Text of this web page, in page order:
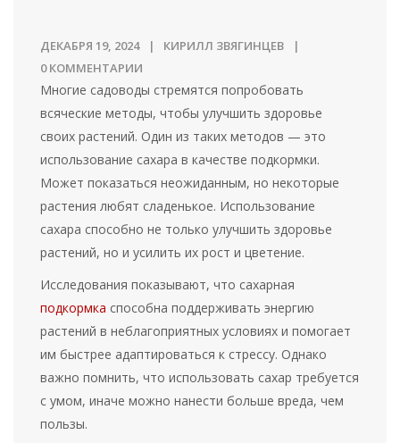
ДЕКАБРЯ 19, 2024
КИРИЛЛ ЗВЯГИНЦЕВ
0 КОММЕНТАРИИ
Многие садоводы стремятся попробовать
всяческие методы, чтобы улучшить здоровье
своих растений. Один из таких методов — это
использование сахара в качестве подкормки.
Может показаться неожиданным, но некоторые
растения любят сладенькое. Использование
сахара способно не только улучшить здоровье
растений, но и усилить их рост и цветение.
Исследования показывают, что сахарная
подкормка способна поддерживать энергию
растений в неблагоприятных условиях и помогает
им быстрее адаптироваться к стрессу. Однако
важно помнить, что использовать сахар требуется
с умом, иначе можно нанести больше вреда, чем
пользы.